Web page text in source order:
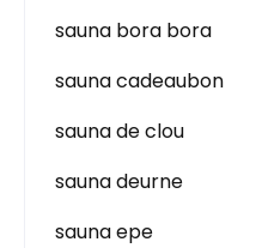
sauna bora bora
sauna cadeaubon
sauna de clou
sauna deurne
sauna epe